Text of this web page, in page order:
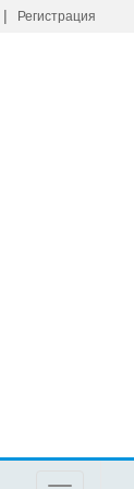
| Регистрация